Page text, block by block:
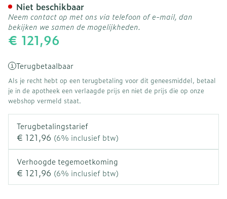
€ 121,96
Terugbetaalbaar
Als je recht hebt op een terugbetaling voor dit geneesmiddel, betaal
je in de apotheek een verlaagde prijs en niet de prijs die op onze
webshop vermeld staat.
Terugbetalingstarief
€ 121,96 (6% inclusief btw)
Verhoogde tegemoetkoming
€ 121,96 (6% inclusief btw)
Niet beschikbaar
Neem contact op met ons via telefoon of e-mail, dan
bekijken we samen de mogelijkheden.